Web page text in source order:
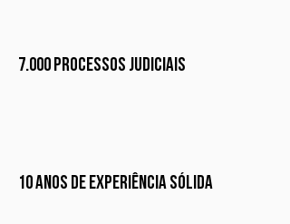
7.000 Processos judiciais
10 Anos de Experiência sólida